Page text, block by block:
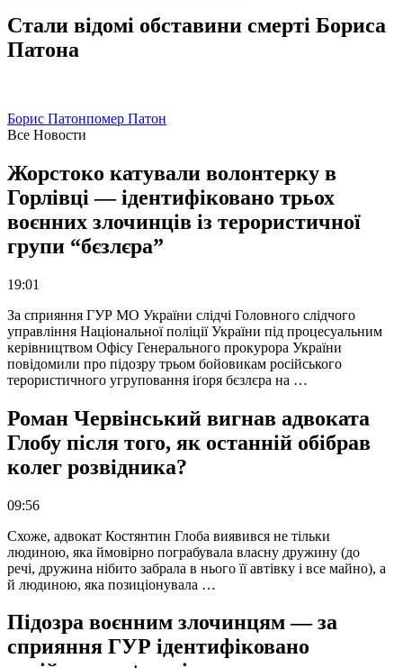
Стали відомі обставини смерті Бориса
Патона
Борис Патонпомер Патон
Все Новости
Жорстоко катували волонтерку в
Горлівці — ідентифіковано трьох
воєнних злочинців із терористичної
групи “бєзлєра”
19:01
За сприяння ГУР МО України слідчі Головного слідчого
управління Національної поліції України під процесуальним
керівництвом Офісу Генерального прокурора України
повідомили про підозру трьом бойовикам російського
терористичного угруповання іґоря бєзлєра на …
Роман Червінський вигнав адвоката
Глобу після того, як останній обібрав
колег розвідника?
09:56
Схоже, адвокат Костянтин Глоба виявився не тільки
людиною, яка ймовірно пограбувала власну дружину (до
речі, дружина нібито забрала в нього її автівку і все майно), а
й людиною, яка позиціонувала …
Підозра воєнним злочинцям — за
сприяння ГУР ідентифіковано